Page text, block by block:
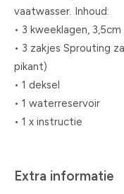
vaatwasser. Inhoud:
• 3 kweeklagen,
• 3 zakjes Sprouting
pikant)
• 1 deksel
• 1 waterreservoir
• 1 x instructie
Extra informatie